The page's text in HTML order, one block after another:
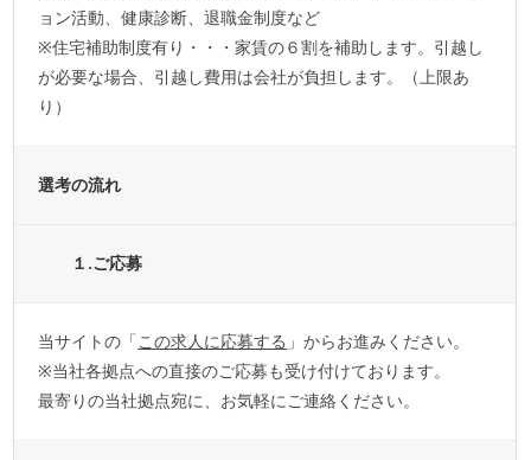
ョン活動、健康診断、退職金制度など
※住宅補助制度有り・・・家賃の６割を補助します。引越し
が必要な場合、引越し費用は会社が負担します。（上限あ
り）
選考の流れ
１.ご応募
当サイトの「この求人に応募する 」からお進みください。
※当社各拠点への直接のご応募も受け付けております。
最寄りの当社拠点宛に、お気軽にご連絡ください。